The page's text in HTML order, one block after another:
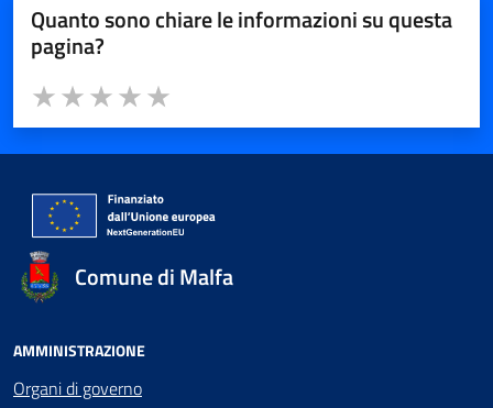
Quanto sono chiare le informazioni su questa
pagina?
Valuta da 1 a 5 stelle la pagina
Valuta 5 stelle su 5
Valuta 4 stelle su 5
Valuta 3 stelle su 5
Valuta 2 stelle su 5
Valuta 1 stelle su 5
Comune di Malfa
AMMINISTRAZIONE
Organi di governo